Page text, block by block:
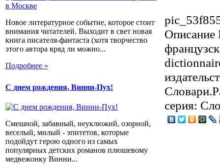
Новое литературное событие, которое стоит
внимания читателей. Выходит в свет новая
книга писателя-фантаста (хотя творчество
этого автора вряд ли можно...
Подробнее »
С днем рождения, Винни-Пух!
Смешной, забавный, неуклюжий, озорной,
веселый, милый - эпитетов, которые
подойдут герою одного из самых
популярных детских романов плюшевому
медвежонку Винни...
Описание
серия: